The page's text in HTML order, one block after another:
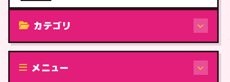
カテゴリ
修理（機種から）
メニュー